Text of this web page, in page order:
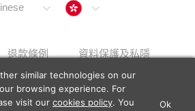
Hong Kong
退款條例 資料保護及私隱
訴步驟 Sitemap
similar technologies on our
browsing experience. For
visit our cookies policy. You
Ok